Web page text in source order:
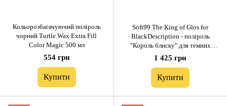
Кольорозбагачуючий поліроль
чорний Turtle Wax Extra Fill
Color Magic 500 мл
554 грн
Купити
Soft99 The King of Glos for
BlackDescription - поліроль
"Король блиску" для темних
автомобілів
1 425 грн
Купити